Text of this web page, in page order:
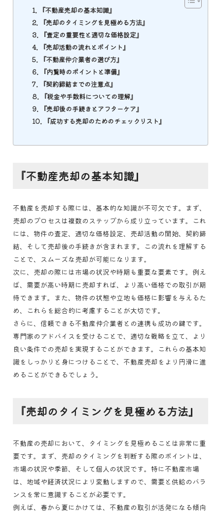
『不動産売却の基本知識』
『売却のタイミングを見極める方法』
『査定の重要性と適切な価格設定』
『売却活動の流れとポイント』
『不動産仲介業者の選び方』
『内覧時のポイントと準備』
『契約締結までの注意点』
『税金や手数料についての理解』
『売却後の手続きとアフターケア』
『成功する売却のためのチェックリスト』
『不動産売却の基本知識』
不動産を売却する際には、基本的な知識が不可欠です。まず、
売却のプロセスは複数のステップから成り立っています。これ
には、物件の査定、適切な価格設定、売却活動の開始、契約締
結、そして売却後の手続きが含まれます。この流れを理解する
ことで、スムーズな売却が可能になります。
次に、売却の際には市場の状況や時期も重要な要素です。例え
ば、需要が高い時期に売却すれば、より高い価格での取引が期
待できます。また、物件の状態や立地も価格に影響を与えるた
め、これらを総合的に考慮することが大切です。
さらに、信頼できる不動産仲介業者との連携も成功の鍵です。
専門家のアドバイスを受けることで、適切な戦略を立て、より
良い条件での売却を実現することができます。これらの基本知
識をしっかりと身につけることで、不動産売却をより円滑に進
めることができるでしょう。
『売却のタイミングを見極める方法』
不動産の売却において、タイミングを見極めることは非常に重
要です。まず、売却のタイミングを判断する際のポイントは、
市場の状況や季節、そして個人の状況です。特に不動産市場
は、地域や経済状況により変動しますので、需要と供給のバラ
ンスを常に意識することが必要です。
例えば、春から夏にかけては、不動産の取引が活発になる傾向